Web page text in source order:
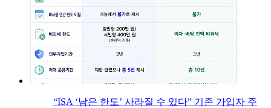
“ISA ‘남은 한도’ 사라질 수 있다” 기존 가입자 주